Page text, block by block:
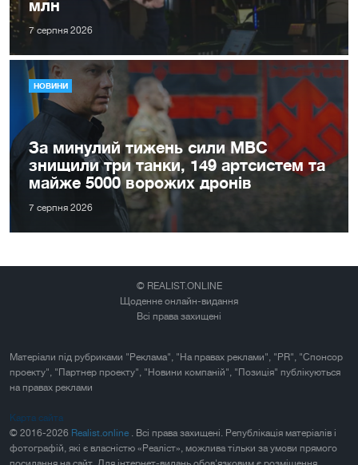
млн
7 серпня 2026
НОВИНИ
За минулий тижень сили МВС
знищили три танки, 149 артсистем та
майже 5000 ворожих дронів
7 серпня 2026
© REALIST.ONLINE
Щоденне онлайн-видання
Всі права захищені
Матеріали під рубриками "Реклама", "На правах реклами", "PR", "Спонсор
проекту", "Партнер проекту", "Новини компаній", "Позиція" публікуються
на правах реклами
Карта сайта
© 2016-2026 Realist.online . Всі права захищені. Републікація матеріалів і
фотографій, які є власністю «Реаліст», можлива тільки за умови прямого